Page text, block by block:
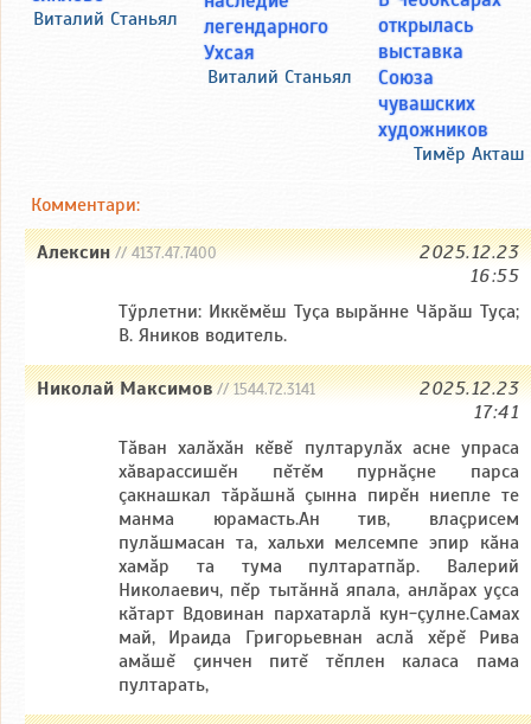
Виталий Станьял
легендарного
Ухсая
Виталий Станьял
открылась
выставка
Союза
чувашских
художников
Тимӗр Акташ
Комментари:
Алексин// 4137.47.7400
2025.12.23
16:55
Тӳрлетни: Иккӗмӗш Туҫа вырӑнне Чӑрӑш Туҫа;
В. Яников водитель.
Николай Максимов// 1544.72.3141
2025.12.23
17:41
Тăван халăхăн кĕвĕ пултарулăх асне упраса
хăварассишĕн пĕтĕм пурнăçне парса
çакнашкал тăрăшнă çынна пирĕн ниепле те
манма юрамасть.Ан тив, влаçрисем
пулăшмасан та, хальхи мелсемпе эпир кăна
хамăр та тума пултаратпăр. Валерий
Николаевич, пĕр тытăннă япала, анлăрах уçса
кăтарт Вдовинан пархатарлă кун-çулне.Самах
май, Ираида Григорьевнан аслă хĕрĕ Рива
амăшĕ çинчен питĕ тĕплен каласа пама
пултарать,